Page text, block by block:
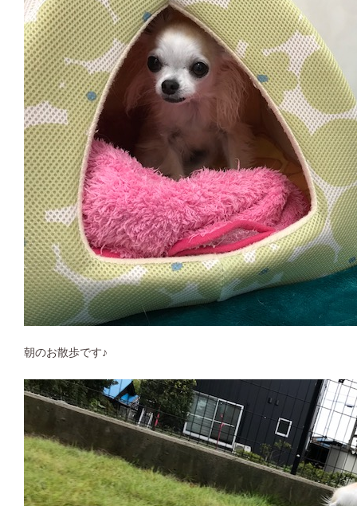
朝のお散歩です♪